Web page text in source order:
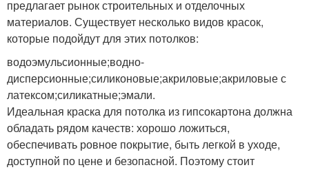
предлагает рынок строительных и отделочных
материалов. Существует несколько видов красок,
которые подойдут для этих потолков:
водоэмульсионные;водно-
дисперсионные;силиконовые;акриловые;акриловые с
латексом;силикатные;эмали.
Идеальная краска для потолка из гипсокартона должна
обладать рядом качеств: хорошо ложиться,
обеспечивать ровное покрытие, быть легкой в уходе,
доступной по цене и безопасной. Поэтому стоит